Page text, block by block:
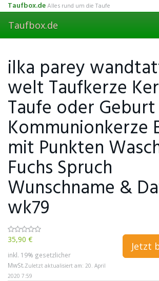
Skip
to
main
Taufbox.deAlles rund um die Taufe
Taufbox.de
ilka parey
welt Taufkerze
Taufe oder Geburt
Kommunionkerze
mit Punkten
Fuchs Spruch
Wunschname &
wk79
35,90 €
inkl. 19% gesetzlicher
MwSt.Zuletzt aktualisiert am: 20. April
2020 7:59
Jetzt